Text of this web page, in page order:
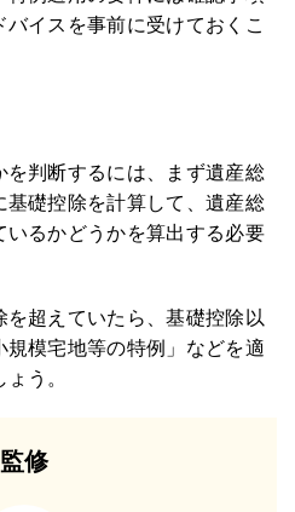
イスを事前に受けておくこ
判断するには、まず遺産総
礎控除を計算して、遺産総
るかどうかを算出する必要
超えていたら、基礎控除以
模宅地等の特例」などを適
う。
監修